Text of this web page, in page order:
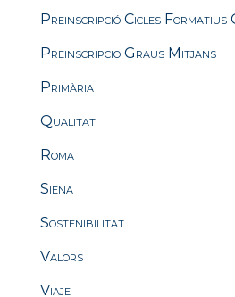
Preinscripció Cicles
Preinscripcio Graus Mitjans
Primària
Qualitat
Roma
Siena
Sostenibilitat
Valors
Viaje